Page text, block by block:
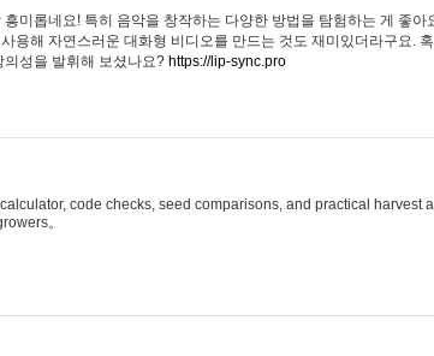
미롭네요! 특히 음악을 창작하는 다양한 방법을 탐험하는 게 좋아
용해 자연스러운 대화형 비디오를 만드는 것도 재미있더라구요.
성을 발휘해 보셨나요? https://lip-sync.pro
code checks, seed comparisons, and practical harvest
。